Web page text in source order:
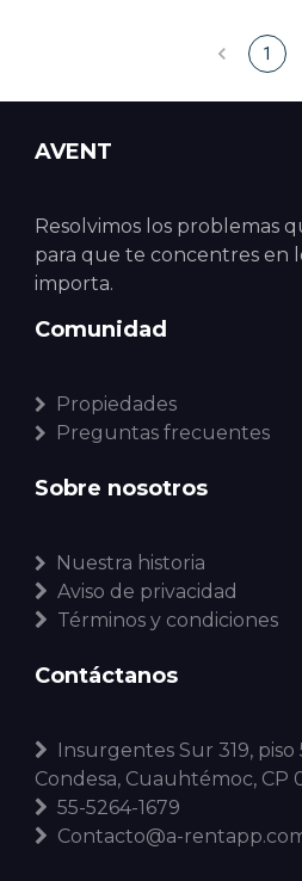
1
AVENT
Resolvimos los problemas
para que te concentres en
importa.
Comunidad
Propiedades
Preguntas frecuentes
Sobre nosotros
Nuestra historia
Aviso de privacidad
Términos y condiciones
Contáctanos
Insurgentes Sur 319,
Condesa, Cuauhtémoc, CP
55-5264-1679
Contacto@a-